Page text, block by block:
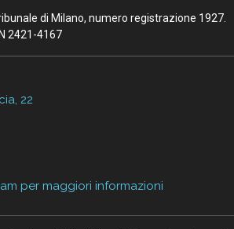
di Milano, numero registrazione 1927.
2421-4167
22
per maggiori informazioni